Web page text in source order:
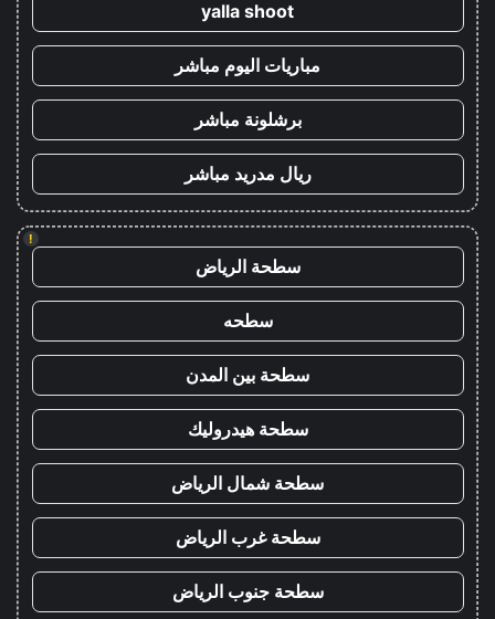
yalla shoot
مباريات اليوم مباشر
برشلونة مباشر
ريال مدريد مباشر
!
سطحة الرياض
سطحه
سطحة بين المدن
سطحة هيدروليك
سطحة شمال الرياض
سطحة غرب الرياض
سطحة جنوب الرياض